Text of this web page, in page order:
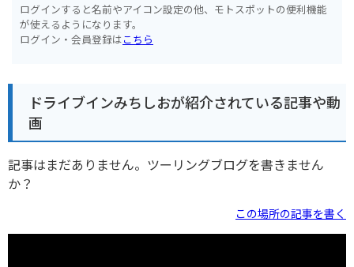
ログインすると名前やアイコン設定の他、モトスポットの便利機能
が使えるようになります。
ログイン・会員登録はこちら
ドライブインみちしおが紹介されている記事や動
画
記事はまだありません。ツーリングブログを書きません
か？
この場所の記事を書く